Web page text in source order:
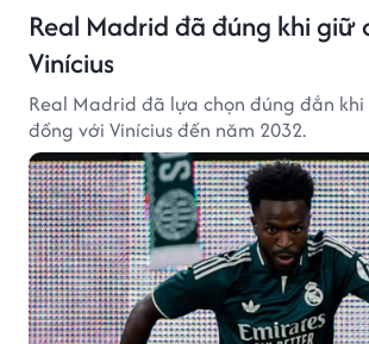
Real Madrid đã đúng khi giữ
Vinícius
Real Madrid đã lựa chọn đúng đắn
đồng với Vinícius đến năm 2032.